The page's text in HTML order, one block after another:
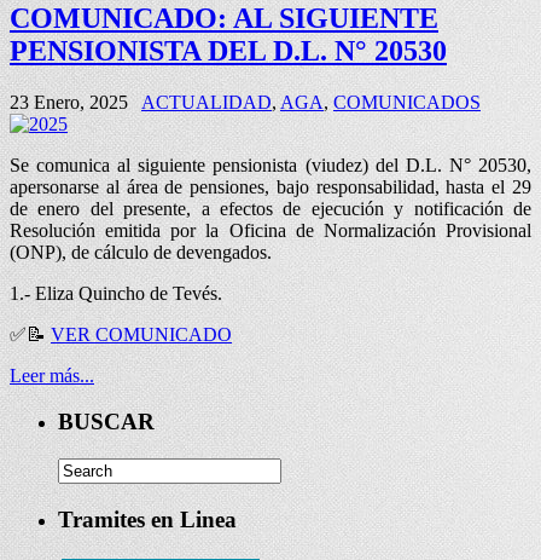
COMUNICADO: AL SIGUIENTE
PENSIONISTA DEL D.L. N° 20530
23 Enero, 2025 ACTUALIDAD, AGA, COMUNICADOS
Se comunica al siguiente pensionista (viudez) del D.L. N° 20530,
apersonarse al área de pensiones, bajo responsabilidad, hasta el 29
de enero del presente, a efectos de ejecución y notificación de
Resolución emitida por la Oficina de Normalización Provisional
(ONP), de cálculo de devengados.
1.- Eliza Quincho de Tevés.
✅ 📝 VER COMUNICADO
Leer más...
BUSCAR
Tramites en Linea